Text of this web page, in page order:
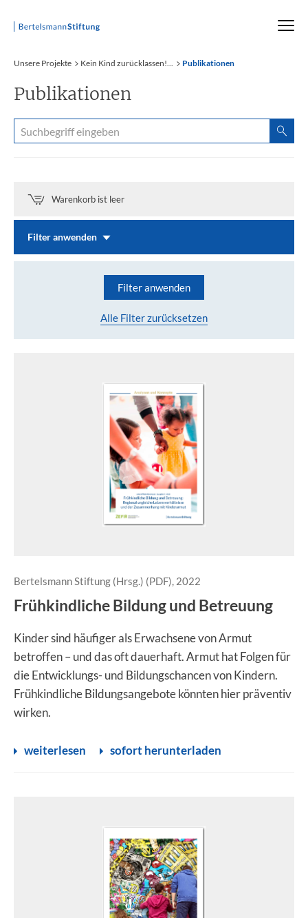
Startseite
Unsere Projekte Kein Kind zurücklassen!... Publikationen
Publikationen
Warenkorb ist leer
Filter anwenden
Filter anwenden
Alle Filter zurücksetzen
Bertelsmann Stiftung (Hrsg.) (PDF), 2022
Frühkindliche Bildung und Betreuung
Kinder sind häufiger als Erwachsene von Armut
betroffen – und das oft dauerhaft. Armut hat Folgen für
die Entwicklungs- und Bildungschancen von Kindern.
Frühkindliche Bildungsangebote könnten hier präventiv
wirken.
weiterlesen sofort herunterladen